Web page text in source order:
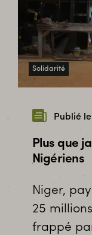
Solidarité
Publié
Plus que
Nigériens
Niger,
25
frappé